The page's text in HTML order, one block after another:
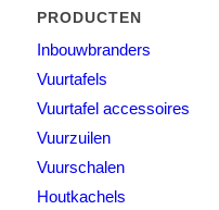
PRODUCTEN
Inbouwbranders
Vuurtafels
Vuurtafel accessoires
Vuurzuilen
Vuurschalen
Houtkachels